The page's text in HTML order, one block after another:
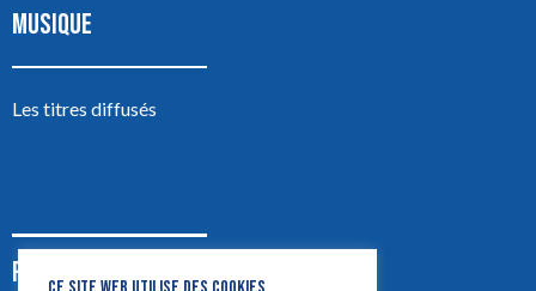
MUSIQUE
Les titres diffusés
PODCASTS